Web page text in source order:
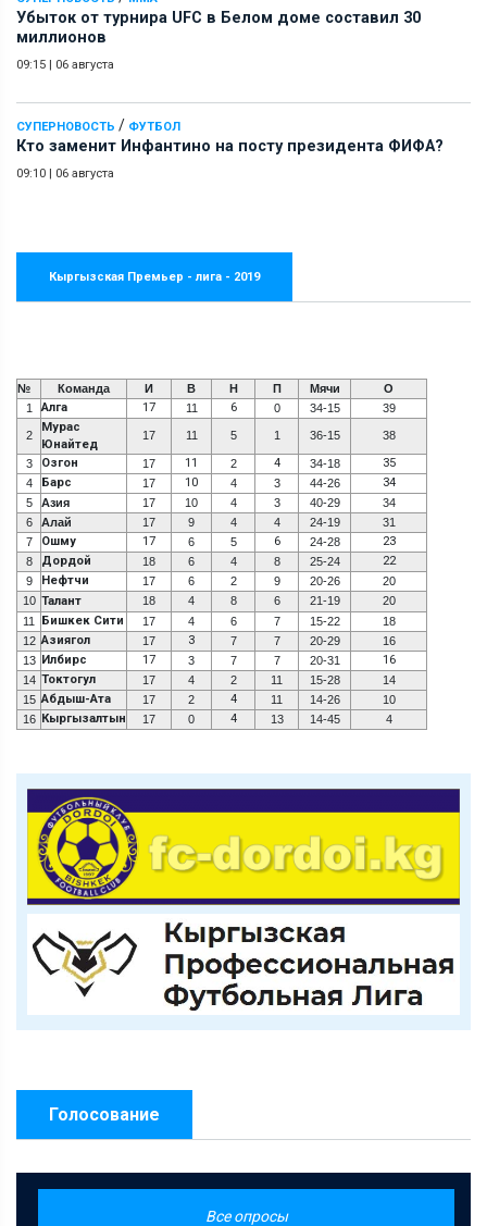
Убыток от турнира UFC в Белом доме составил 30
миллионов
09:15 | 06 августа
СУПЕРНОВОСТЬ / ФУТБОЛ
Кто заменит Инфантино на посту президента ФИФА?
09:10 | 06 августа
Кыргызская Премьер - лига - 2019
№ Команда И В Н П Мячи
О
1
Алга 17 11 6 0 34-15 39
2
Мурас
Юнайтед
17 11 5 1 36-15 38
3 Озгон 17 11 2 4 34-18 35
4 Барс 17 10 4 3 44-26 34
5 Азия 17 10 4 3 40-29
34
6
Алай 17 9 4 4 24-19
31
7
Ошму 17 6 5 6 24-28 23
8 Дордой 18 6 4 8 25-24 22
9 Нефтчи 17 6 2 9 20-26
20
10 Талант 18 4 8 6 21-19
20
11
Бишкек Сити 17 4 6 7 15-22
18
12 Азиягол 17 3 7 7 20-29
16
13 Илбирс 17 3 7 7 20-31 16
14 Токтогул 17 4 2 11 15-28
14
15 Абдыш-Ата 17 2 4 11 14-26
10
16 Кыргызалтын 17 0 4 13 14-45 4
Голосование
Все опросы